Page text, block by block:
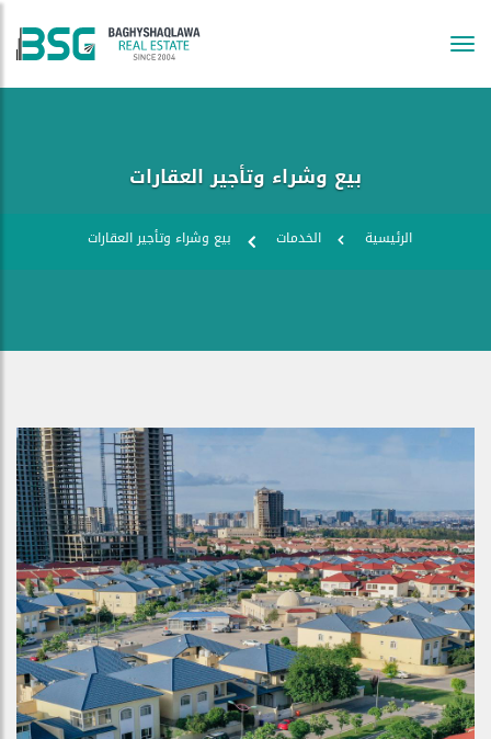
بيع وشراء وتأجير العقارات
الرئيسية الخدمات بيع وشراء وتأجير العقارات